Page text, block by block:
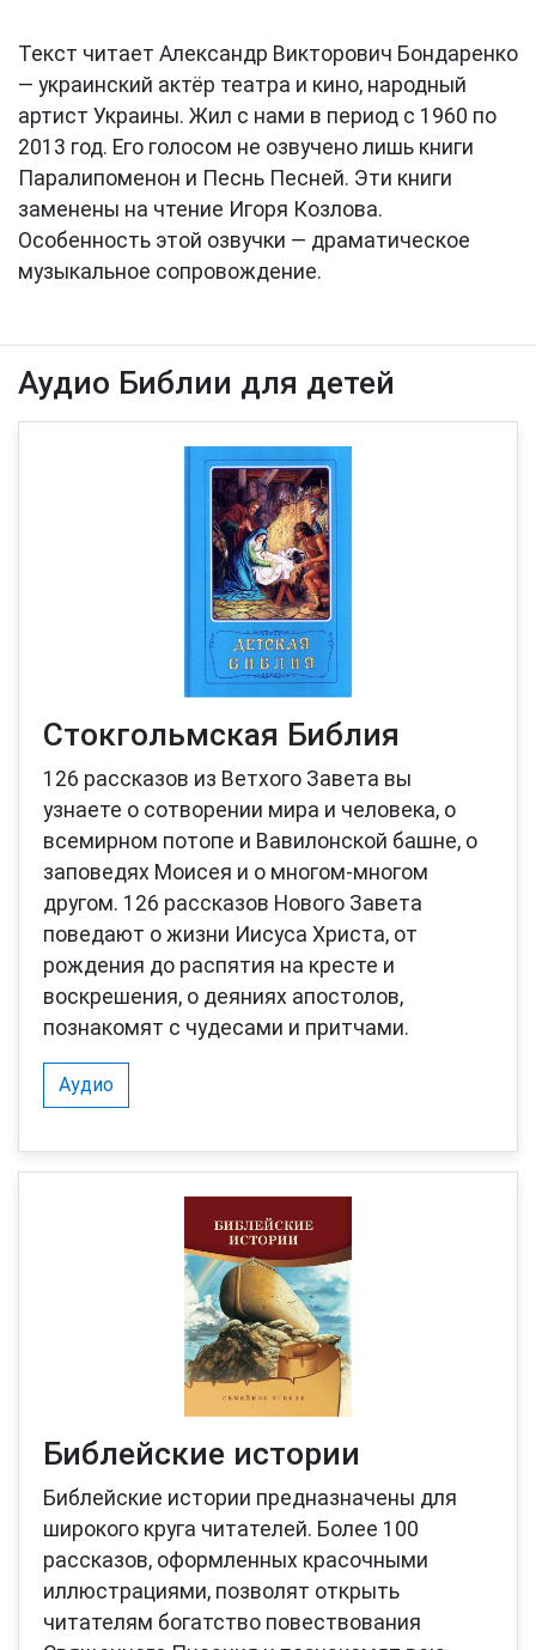
Текст читает Александр Викторович Бондаренко
— украинский актёр театра и кино, народный
артист Украины. Жил с нами в период с 1960 по
2013 год. Его голосом не озвучено лишь книги
Паралипоменон и Песнь Песней. Эти книги
заменены на чтение Игоря Козлова.
Особенность этой озвучки — драматическое
музыкальное сопровождение.
Аудио Библии для детей
Стокгольмская Библия
126 рассказов из Ветхого Завета вы
узнаете о сотворении мира и человека, о
всемирном потопе и Вавилонской башне, о
заповедях Моисея и о многом-многом
другом. 126 рассказов Нового Завета
поведают о жизни Иисуса Христа, от
рождения до распятия на кресте и
воскрешения, о деяниях апостолов,
познакомят с чудесами и притчами.
Аудио
Библейские истории
Библейские истории предназначены для
широкого круга читателей. Более 100
рассказов, оформленных красочными
иллюстрациями, позволят открыть
читателям богатство повествования